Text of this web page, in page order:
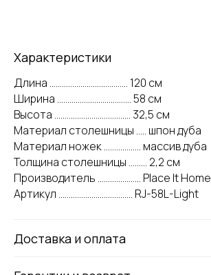
Характеристики
Длина ...................................... 120 см
Ширина .................................... 58 см
Высота ..................................... 32,5 см
Материал столешницы ..... шпон дуба
Материал ножек .................. массив дуба
Толщина столешницы ......... 2,2 см
Производитель ..................... Place It Home
Артикул .................................... RJ-58L-Light
Доставка и оплата